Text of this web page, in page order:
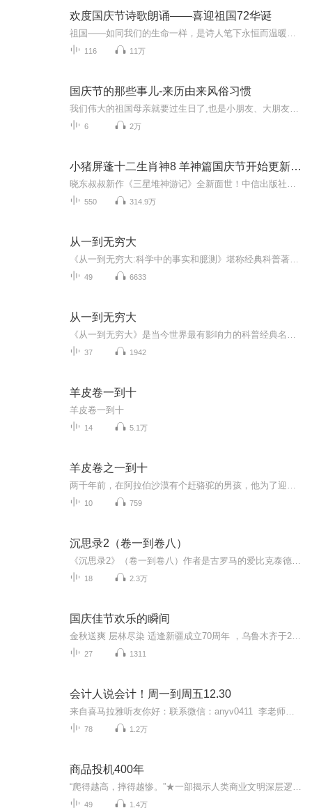
欢度国庆节诗歌朗诵——喜迎祖国72华诞
116 11万
国庆节的那些事儿-来历由来风俗习惯
6 2万
小猪屏蓬十二生肖神8 羊神篇国庆节开始更新啦！
550 314.9万
从一到无穷大
49 6633
从一到无穷大
37 1942
羊皮卷一到十
羊皮卷一到十
14 5.1万
羊皮卷之一到十
10 759
沉思录2（卷一到卷八）
18 2.3万
国庆佳节欢乐的瞬间
27 1311
会计人说会计！周一到周五12.30
78 1.2万
商品投机400年
49 1.4万